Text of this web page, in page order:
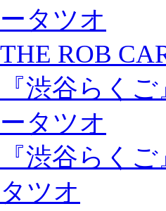
ータツオ
THE ROB
『渋谷らく
ータツオ
『渋谷らく
タツオ